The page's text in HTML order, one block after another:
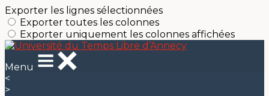
Exporter les lignes sélectionnées
Exporter toutes les colonnes
Exporter uniquement les colonnes affichées
Menu
<
>